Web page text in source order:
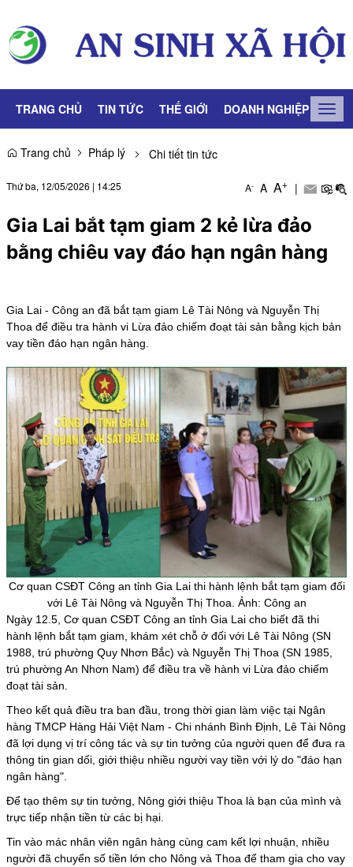
TRANG CHỦ TIN TỨC THẾ GIỚI DOANH NGHIỆP LAO
Trang chủ
Pháp lý Chi tiết tin tức
Thứ ba, 12/05/2026 | 14:25 A- A A+ |
Gia Lai bắt tạm giam 2 kẻ lừa đảo
bằng chiêu vay đáo hạn ngân hàng
Gia Lai - Công an đã bắt tạm giam Lê Tài Nông và Nguyễn Thị
Thoa để điều tra hành vi Lừa đảo chiếm đoạt tài sản bằng kịch bản
vay tiền đáo hạn ngân hàng.
Cơ quan CSĐT Công an tỉnh Gia Lai thi hành lệnh bắt tạm giam đối
với Lê Tài Nông và Nguyễn Thị Thoa. Ảnh: Công an
Ngày 12.5, Cơ quan CSĐT Công an tỉnh Gia Lai cho biết đã thi
hành lệnh bắt tạm giam, khám xét chỗ ở đối với Lê Tài Nông (SN
1988, trú phường Quy Nhơn Bắc) và Nguyễn Thị Thoa (SN 1985,
trú phường An Nhơn Nam) để điều tra về hành vi Lừa đảo chiếm
đoạt tài sản.
Theo kết quả điều tra ban đầu, trong thời gian làm việc tại Ngân
hàng TMCP Hàng Hải Việt Nam - Chi nhánh Bình Định, Lê Tài Nông
đã lợi dụng vị trí công tác và sự tin tưởng của người quen để đưa ra
thông tin gian dối, giới thiệu nhiều người vay tiền với lý do "đáo hạn
ngân hàng".
Để tạo thêm sự tin tưởng, Nông giới thiệu Thoa là bạn của mình và
trực tiếp nhận tiền từ các bị hại.
Tin vào mác nhân viên ngân hàng cùng cam kết lợi nhuận, nhiều
người đã chuyển số tiền lớn cho Nông và Thoa để tham gia cho vay